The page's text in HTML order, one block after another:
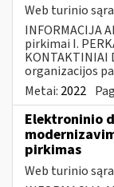
Web turinio
INFORMACIJA
pirkimai I.
KONTAKTINIAI
organizacijos
Metai: 2022
Elektroninio
pirkimas
Web turinio